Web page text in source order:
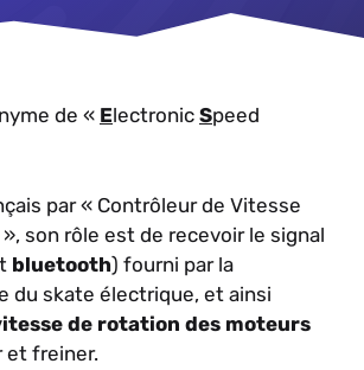
de « Electronic Speed
par « Contrôleur de Vitesse
», son rôle est de recevoir le signal
bluetooth) fourni par la
du skate électrique, et ainsi
de rotation des moteurs
et freiner.